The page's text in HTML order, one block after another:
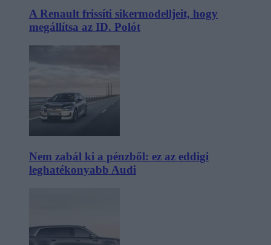
A Renault frissíti sikermodelljeit, hogy
megállítsa az ID. Polót
Nem zabál ki a pénzből: ez az eddigi
leghatékonyabb Audi